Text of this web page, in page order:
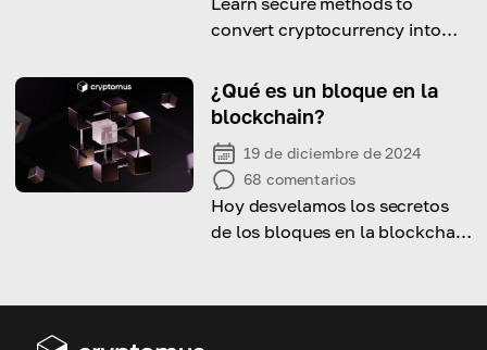
convert cryptocurrency into
crypto cards.
¿Qué es un bloque en la
blockchain?
19 de diciembre de 2024
68 comentarios
Hoy desvelamos los secretos
de los bloques en la blockchain